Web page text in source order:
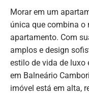
Morar em um
única que combina o
apartamento. Com
amplos e design
estilo de vida de luxo
em Balneário
imóvel está em alta,